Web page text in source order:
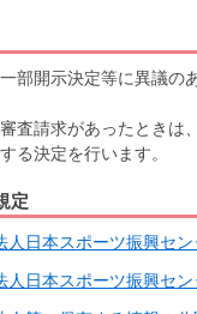
部開示決定等に異議の
査請求があったときは
る決定を行います。
定
人日本スポーツ振興セ
人日本スポーツ振興セ